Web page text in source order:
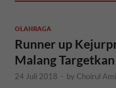
OLAHRAGA
Runner up
Malang
24 Juli 2018 - by Choirul